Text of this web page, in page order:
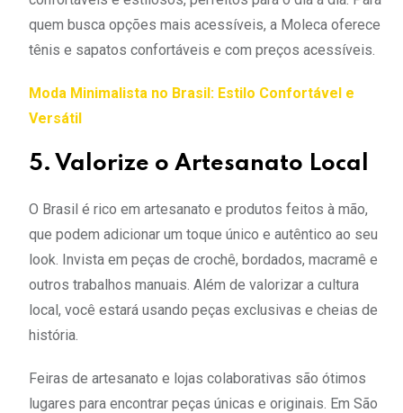
quem busca opções mais acessíveis, a Moleca oferece
tênis e sapatos confortáveis e com preços acessíveis.
Moda Minimalista no Brasil: Estilo Confortável e
Versátil
5. Valorize o Artesanato Local
O Brasil é rico em artesanato e produtos feitos à mão,
que podem adicionar um toque único e autêntico ao seu
look. Invista em peças de crochê, bordados, macramê e
outros trabalhos manuais. Além de valorizar a cultura
local, você estará usando peças exclusivas e cheias de
história.
Feiras de artesanato e lojas colaborativas são ótimos
lugares para encontrar peças únicas e originais. Em São